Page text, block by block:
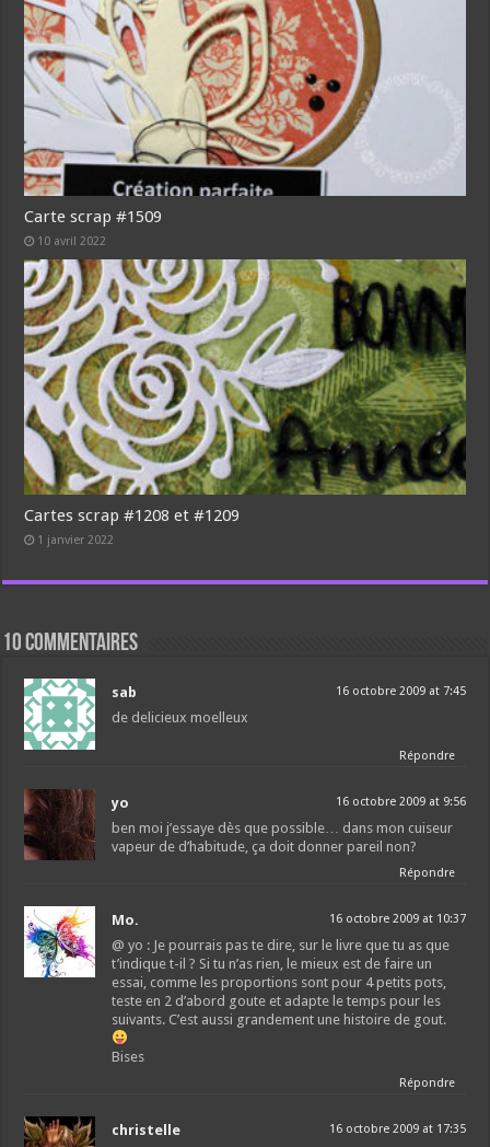
Carte scrap #1509
10 avril 2022
Cartes scrap #1208 et #1209
1 janvier 2022
10 commentaires
sab 16 octobre 2009 at 7:45
de delicieux moelleux
Répondre
yo 16 octobre 2009 at 9:56
ben moi j’essaye dès que possible… dans mon cuiseur
vapeur de d’habitude, ça doit donner pareil non?
Répondre
Mo. 16 octobre 2009 at 10:37
@ yo : Je pourrais pas te dire, sur le livre que tu as que
t’indique t-il ? Si tu n’as rien, le mieux est de faire un
essai, comme les proportions sont pour 4 petits pots,
teste en 2 d’abord goute et adapte le temps pour les
suivants. C’est aussi grandement une histoire de gout.
Bises
Répondre
christelle 16 octobre 2009 at 17:35